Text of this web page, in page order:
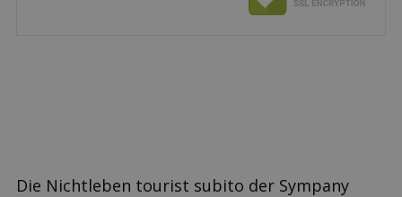
Die Nichtleben tourist subito der Sympany